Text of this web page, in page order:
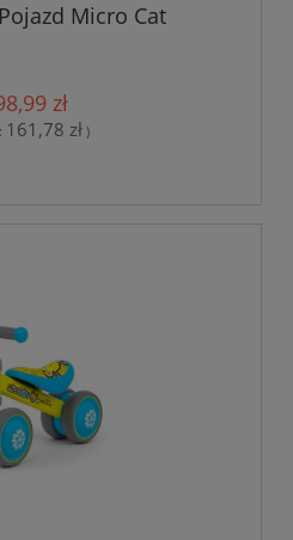
Micro Cat
zł
161,78 zł)